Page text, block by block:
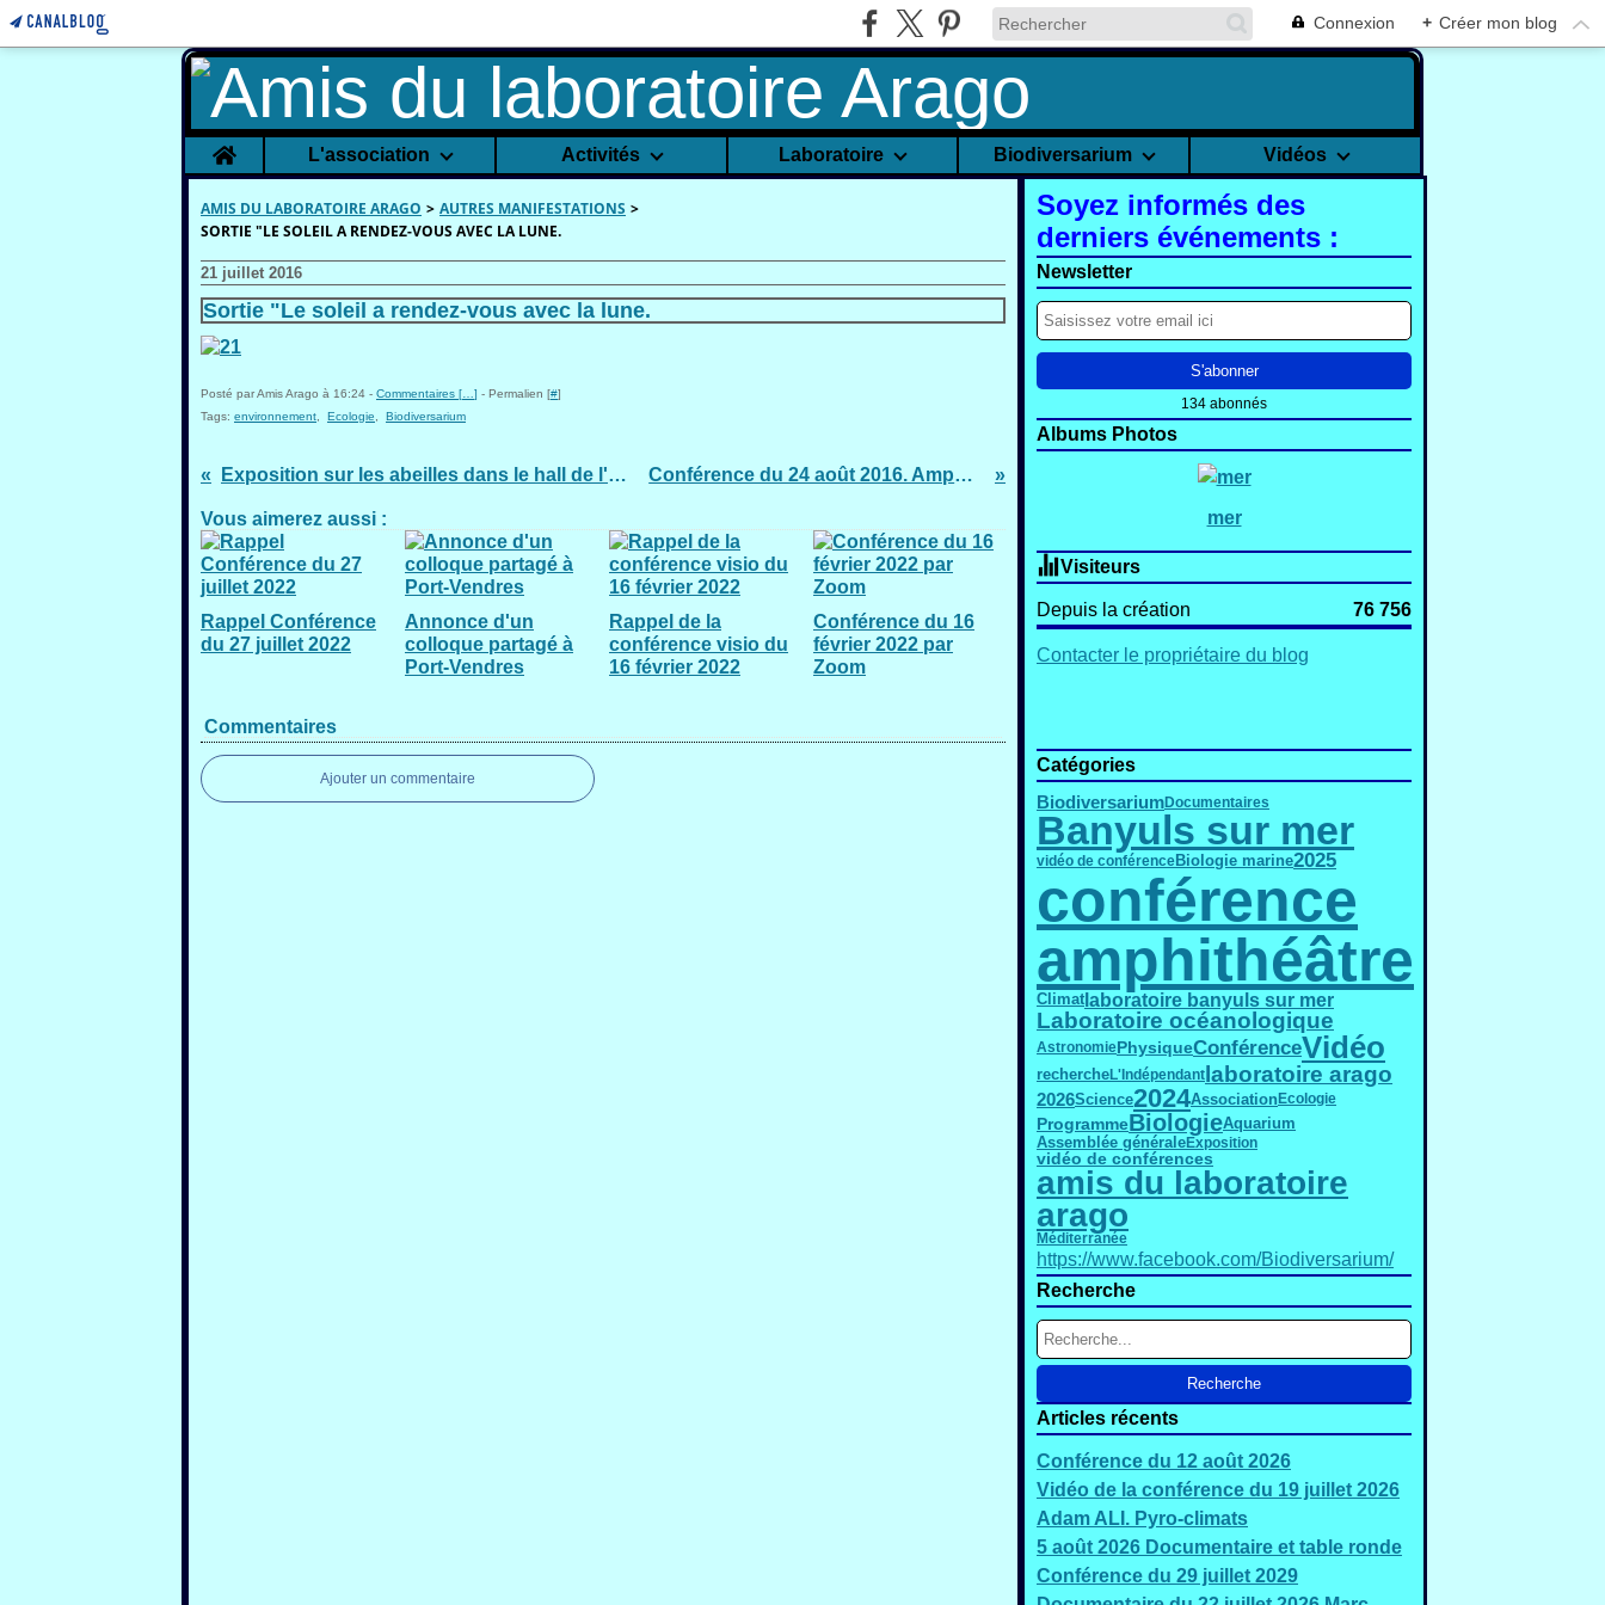
Connexion + Créer mon blog
Home L'association Activités Laboratoire Biodiversarium Vidéos
AMIS DU LABORATOIRE ARAGO > AUTRES MANIFESTATIONS >
SORTIE "LE SOLEIL A RENDEZ-VOUS AVEC LA LUNE.
21 juillet 2016
Sortie "Le soleil a rendez-vous avec la lune.
Posté par Amis Arago à 16:24 - Commentaires [ ] - Permalien [#]
Tags: environnement Ecologie Biodiversarium
Exposition sur les abeilles dans le hall de l'amphithéâtre du laboratoire Arago Conférence du 24 août 2016. Amphithéatre du laboratoire Arago
Vous aimerez aussi :
Rappel Conférence
du 27 juillet 2022
Annonce d'un
colloque partagé à
Port-Vendres
Rappel de la
conférence visio du
16 février 2022
Conférence du 16
février 2022 par
Zoom
Commentaires
Ajouter un commentaire
Soyez informés des
derniers événements :
Newsletter
134 abonnés
Albums Photos
mer
Visiteurs
Depuis la création 76 756
Contacter le propriétaire du blog
Catégories
BiodiversariumDocumentaires
Banyuls sur mer
vidéo de conférenceBiologie marine2025
conférence
amphithéâtre
Climatlaboratoire banyuls sur mer
Laboratoire océanologique
AstronomiePhysiqueConférenceVidéo
rechercheL'Indépendantlaboratoire arago
2026Science2024Association Ecologie
ProgrammeBiologieAquarium
Assemblée généraleExposition
vidéo de conférences
amis du laboratoire
arago
Méditerranée
https://www.facebook.com/Biodiversarium/
Recherche
Articles récents
Conférence du 12 août 2026
Vidéo de la conférence du 19 juillet 2026
Adam ALI. Pyro-climats
5 août 2026 Documentaire et table ronde
Conférence du 29 juillet 2029